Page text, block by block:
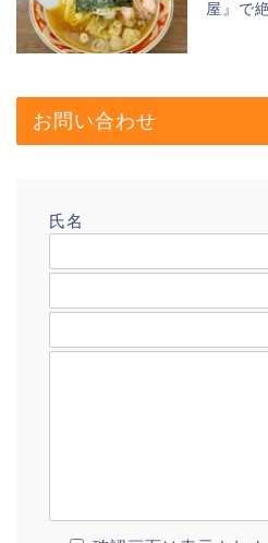
屋』で
お問い合わせ
氏名